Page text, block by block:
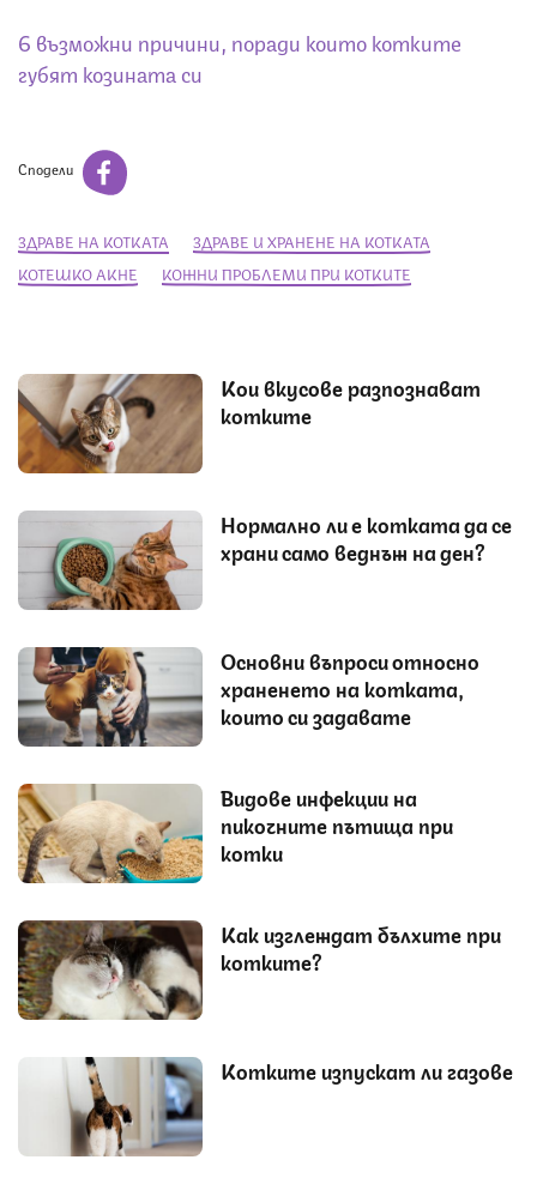
6 възможни причини, поради които котките
губят козината си
Сподели
ЗДРАВЕ НА КОТКАТА
ЗДРАВЕ И ХРАНЕНЕ НА КОТКАТА
КОТЕШКО АКНЕ
КОЖНИ ПРОБЛЕМИ ПРИ КОТКИТЕ
Кои вкусове разпознават
котките
Нормално ли е котката да се
храни само веднъж на ден?
Основни въпроси относно
храненето на котката,
които си задавате
Видове инфекции на
пикочните пътища при
котки
Как изглеждат бълхите при
котките?
Котките изпускат ли газове